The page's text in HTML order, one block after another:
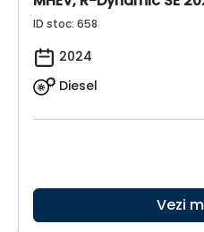
ID stoc: 658
2024
Diesel
Vezi